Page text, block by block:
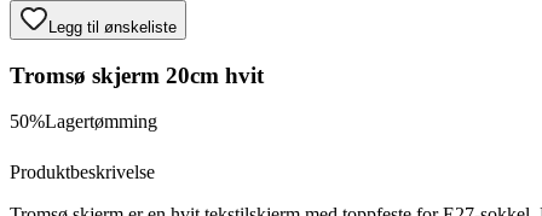
Legg til ønskeliste
Tromsø skjerm 20cm hvit
50%Lagertømming
Produktbeskrivelse